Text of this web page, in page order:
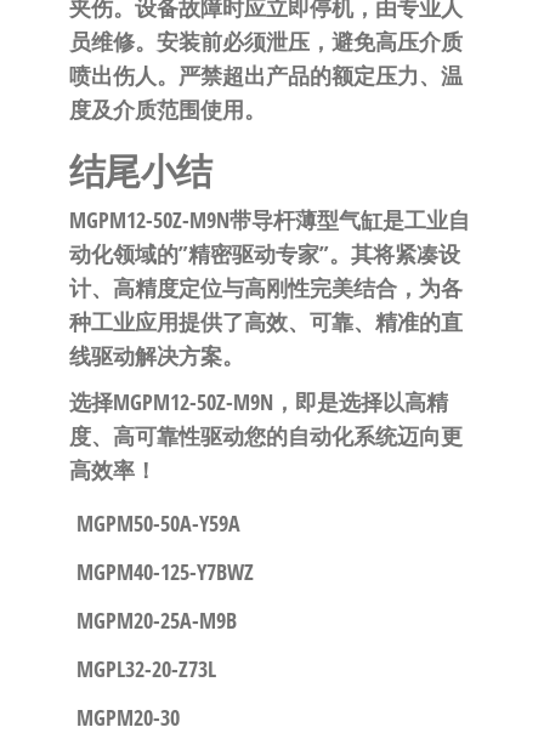
夹伤。设备故障时应立即停机，由专业人
员维修。安装前必须泄压，避免高压介质
喷出伤人。严禁超出产品的额定压力、温
度及介质范围使用。
结尾小结
MGPM12-50Z-M9N带导杆薄型气缸是工业自
动化领域的”精密驱动专家”。其将紧凑设
计、高精度定位与高刚性完美结合，为各
种工业应用提供了高效、可靠、精准的直
线驱动解决方案。
选择MGPM12-50Z-M9N，即是选择以高精
度、高可靠性驱动您的自动化系统迈向更
高效率！
MGPM50-50A-Y59A
MGPM40-125-Y7BWZ
MGPM20-25A-M9B
MGPL32-20-Z73L
MGPM20-30